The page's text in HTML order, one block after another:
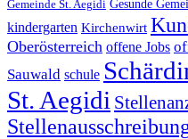
Gemeinde St. Aegidi Gesunde
kindergarten Kirchenwirt
Oberösterreich offene Jobs
Sauwald schule
St. Aegidi